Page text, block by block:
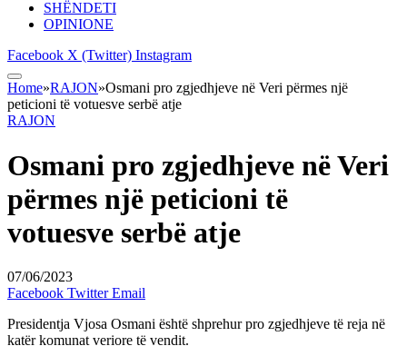
SHËNDETI
OPINIONE
Facebook X (Twitter) Instagram
Home»RAJON»Osmani pro zgjedhjeve në Veri përmes një
peticioni të votuesve serbë atje
RAJON
Osmani pro zgjedhjeve në Veri
përmes një peticioni të
votuesve serbë atje
07/06/2023
Facebook Twitter Email
Presidentja Vjosa Osmani është shprehur pro zgjedhjeve të reja në
katër komunat veriore të vendit.